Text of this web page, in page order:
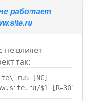
работает
не влияет
так:
[NC]
$1 [R=301